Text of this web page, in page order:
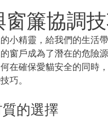
簾協調
小精靈，給我們的生活
窗戶成為了潛在的危險
在確保愛貓安全的同時
巧。
的選擇